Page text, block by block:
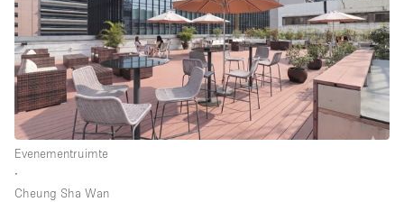
Evenementruimte
∙
Cheung Sha Wan